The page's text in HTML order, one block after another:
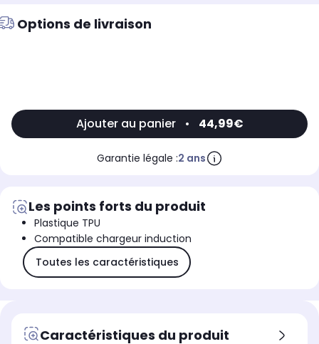
Options de livraison
Ajouter au panier • 44,99€
Garantie légale :2 ans
Les points forts du produit
Plastique TPU
Compatible chargeur induction
Toutes les caractéristiques
Caractéristiques du produit